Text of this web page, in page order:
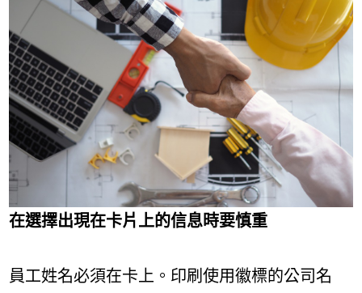
在選擇出現在卡片上的信息時要慎重
員工姓名必須在卡上。印刷使用徽標的公司名